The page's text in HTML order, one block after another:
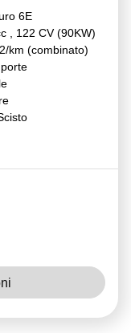
6E
, 122 CV (90KW)
km (combinato)